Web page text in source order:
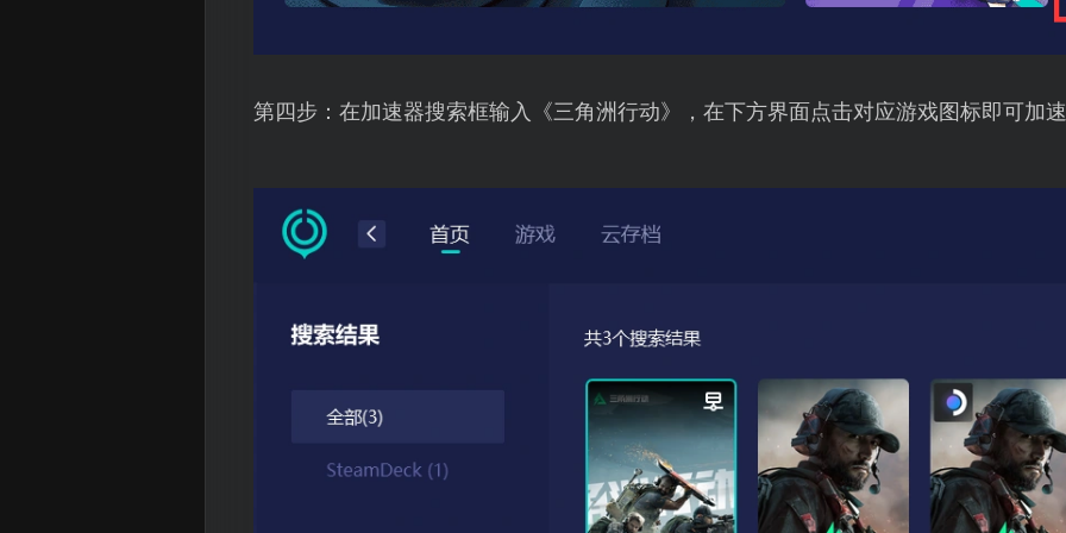
第四步：在加速器搜索框输入《三角洲行动》，在下方界面点击对应游戏图标即可加